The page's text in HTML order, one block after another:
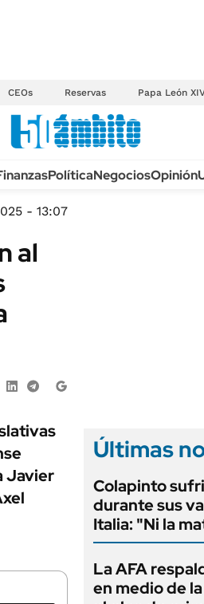
CEOs Reservas Papa León
GENERAL
PolíticaNegociosOpinión
- 13:07
al
Javier
Últimas
Colapinto
durante sus
Italia: "Ni la
La AFA
en medio de